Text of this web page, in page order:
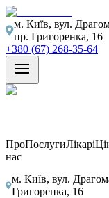
м. Київ, вул.
пр. Григоренка, 16
+380 (67) 268-35-64
Про
нас
ПослугиЛікарі
м. Київ, вул.
Григоренка, 16